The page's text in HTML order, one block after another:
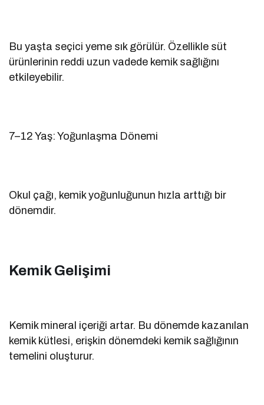
Bu yaşta seçici yeme sık görülür. Özellikle süt
ürünlerinin reddi uzun vadede kemik sağlığını
etkileyebilir.
7–12 Yaş: Yoğunlaşma Dönemi
Okul çağı, kemik yoğunluğunun hızla arttığı bir
dönemdir.
Kemik Gelişimi
Kemik mineral içeriği artar. Bu dönemde kazanılan
kemik kütlesi, erişkin dönemdeki kemik sağlığının
temelini oluşturur.